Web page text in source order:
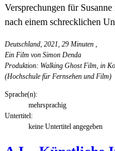
Versprechungen für
nach einem schrecklichen
Deutschland, 2021, 29 Minuten ,
Ein Film von Simon Denda
Produktion: Walking Ghost Film, in
(Hochschule für Fernsehen und Film)
Sprache(n):
mehrsprachig
Untertitel:
keine Untertitel angegeben